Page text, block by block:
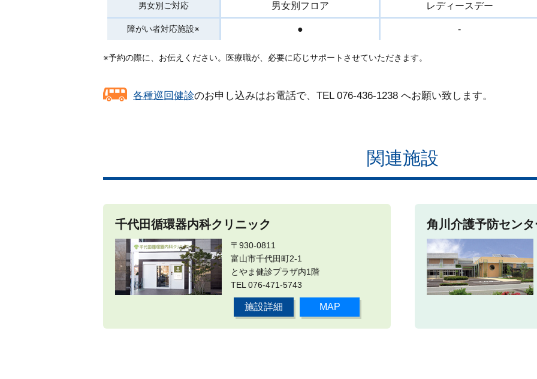
男女別ご対応 男女別フロア レディースデー
障がい者対応施設※ ● -
予約の際に、お伝えください。医療職が、必要に応じサポートさせていただきます。
各種巡回健診のお申し込みはお電話で、TEL 076-436-1238 へお願い致します。
関連施設
千代田循環器内科クリニック
〒930-0811
富山市千代田町2-1
とやま健診プラザ内1階
TEL 076-471-5743
施設詳細 MAP
角川介護予防センタ